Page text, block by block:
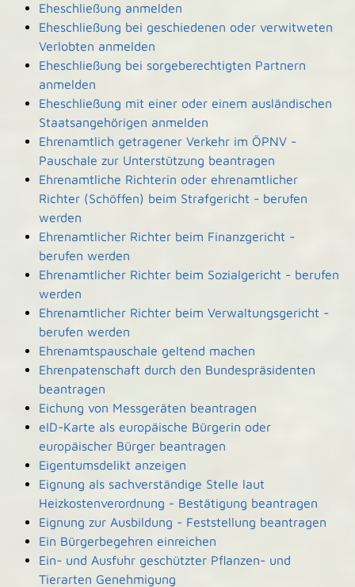
Eheschließung anmelden
Eheschließung bei geschiedenen oder verwitweten
Verlobten anmelden
Eheschließung bei sorgeberechtigten Partnern
anmelden
Eheschließung mit einer oder einem ausländischen
Staatsangehörigen anmelden
Ehrenamtlich getragener Verkehr im ÖPNV -
Pauschale zur Unterstützung beantragen
Ehrenamtliche Richterin oder ehrenamtlicher
Richter (Schöffen) beim Strafgericht - berufen
werden
Ehrenamtlicher Richter beim Finanzgericht -
berufen werden
Ehrenamtlicher Richter beim Sozialgericht - berufen
werden
Ehrenamtlicher Richter beim Verwaltungsgericht -
berufen werden
Ehrenamtspauschale geltend machen
Ehrenpatenschaft durch den Bundespräsidenten
beantragen
Eichung von Messgeräten beantragen
eID-Karte als europäische Bürgerin oder
europäischer Bürger beantragen
Eigentumsdelikt anzeigen
Eignung als sachverständige Stelle laut
Heizkostenverordnung - Bestätigung beantragen
Eignung zur Ausbildung - Feststellung beantragen
Ein Bürgerbegehren einreichen
Ein- und Ausfuhr geschützter Pflanzen- und
Tierarten Genehmigung